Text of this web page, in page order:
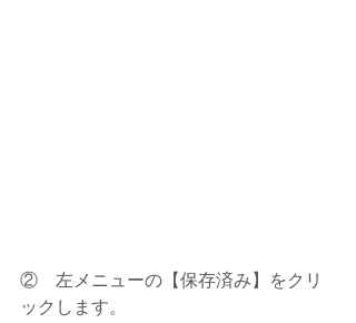
②　左メニューの【保存済み】をクリ
ックします。